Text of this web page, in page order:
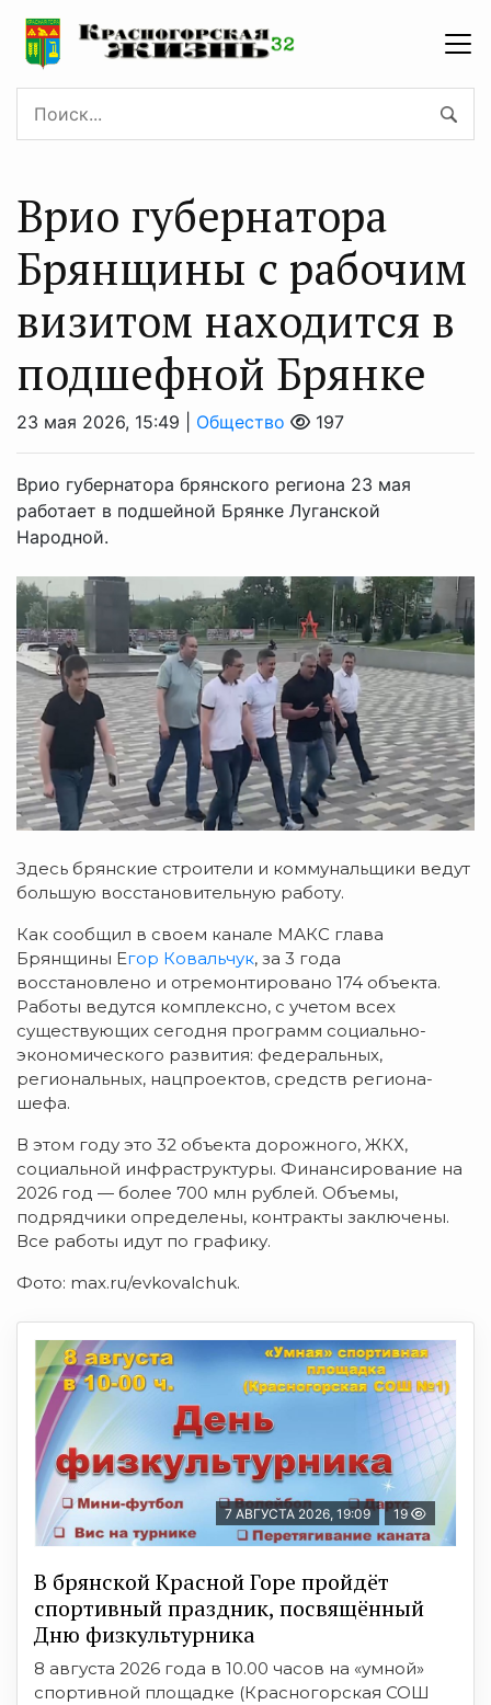
Врио губернатора
Брянщины с рабочим
визитом находится в
подшефной Брянке
23 мая 2026, 15:49 | Общество 197
Врио губернатора брянского региона 23 мая
работает в подшейной Брянке Луганской
Народной.
Здесь брянские строители и коммунальщики ведут
большую восстановительную работу.
Как сообщил в своем канале МАКС глава
Брянщины Егор Ковальчук, за 3 года
восстановлено и отремонтировано 174 объекта.
Работы ведутся комплексно, с учетом всех
существующих сегодня программ социально-
экономического развития: федеральных,
региональных, нацпроектов, средств региона-
шефа.
В этом году это 32 объекта дорожного, ЖКХ,
социальной инфраструктуры. Финансирование на
2026 год — более 700 млн рублей. Объемы,
подрядчики определены, контракты заключены.
Все работы идут по графику.
Фото: max.ru/evkovalchuk.
7 АВГУСТА 2026, 19:09 19
В брянской Красной Горе пройдёт
спортивный праздник, посвящённый
Дню физкультурника
8 августа 2026 года в 10.00 часов на «умной»
спортивной площадке (Красногорская СОШ